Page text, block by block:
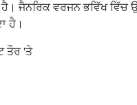
ਹੈ। ਜੈਨਰਿਕ ਵਰਜਨ ਭਵਿੱਖ
ਹੈ।
ਤੌਰ 'ਤੇ